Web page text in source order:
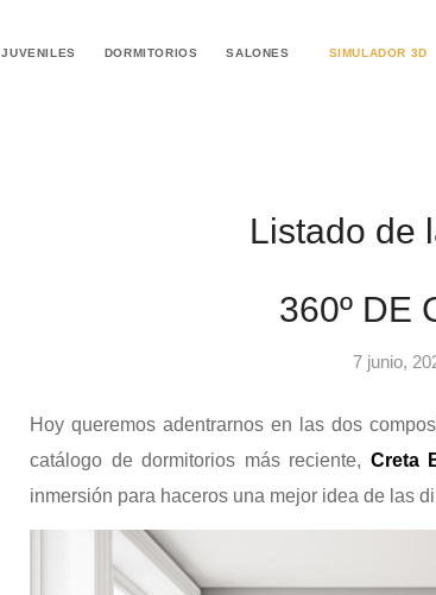
JUVENILES DORMITORIOS SALONES SIMULADOR 3D
Listado de
360º DE
7 junio,
Hoy queremos adentrarnos en las dos
catálogo de dormitorios más reciente, Creta
inmersión para haceros una mejor idea de las